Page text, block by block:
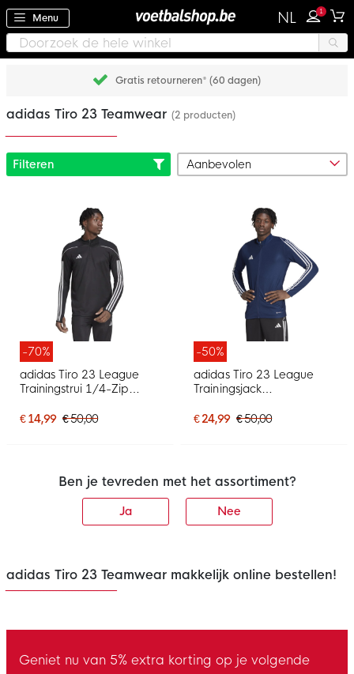
Menu NL 1
Gratis retourneren* (60 dagen)
adidas Tiro 23 Teamwear (2 producten)
Filteren
-70%
adidas Tiro 23 League
Trainingstrui 1/4-Zip
€ 14,99 € 50,00
-50%
adidas Tiro 23 League
Trainingsjack
€ 24,99 € 50,00
Ben je tevreden met het assortiment?
Ja Nee
adidas Tiro 23 Teamwear makkelijk online bestellen!
Geniet nu van 5% extra korting op je volgende